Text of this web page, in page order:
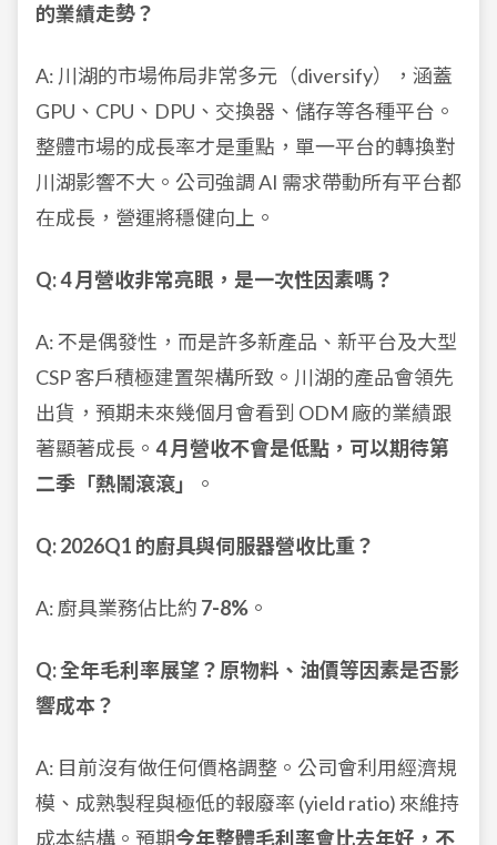
的業績走勢？
A: 川湖的市場佈局非常多元（diversify），涵蓋
GPU、CPU、DPU、交換器、儲存等各種平台。
整體市場的成長率才是重點，單一平台的轉換對
川湖影響不大。公司強調 AI 需求帶動所有平台都
在成長，營運將穩健向上。
Q: 4 月營收非常亮眼，是一次性因素嗎？
A: 不是偶發性，而是許多新產品、新平台及大型
CSP 客戶積極建置架構所致。川湖的產品會領先
出貨，預期未來幾個月會看到 ODM 廠的業績跟
著顯著成長。 4 月營收不會是低點，可以期待第
二季「熱鬧滾滾」
。
Q: 2026Q1 的廚具與伺服器營收比重？
A: 廚具業務佔比約 7-8% 。
Q: 全年毛利率展望？原物料、油價等因素是否影
響成本？
A: 目前沒有做任何價格調整。公司會利用經濟規
模、成熟製程與極低的報廢率 (yield ratio) 來維持
成本結構。預期今年整體毛利率會比去年好，不